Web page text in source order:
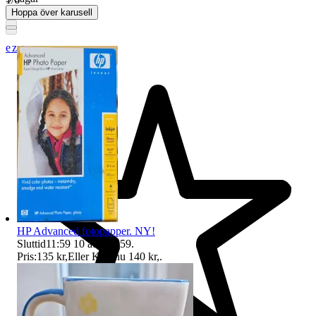
ezzz_ezzz
Hoppa över karusell
HP Advanced fotopapper. NY!
Sluttid11:59 10 aug 11:59.
Pris:135 kr,Eller Köp nu 140 kr,.